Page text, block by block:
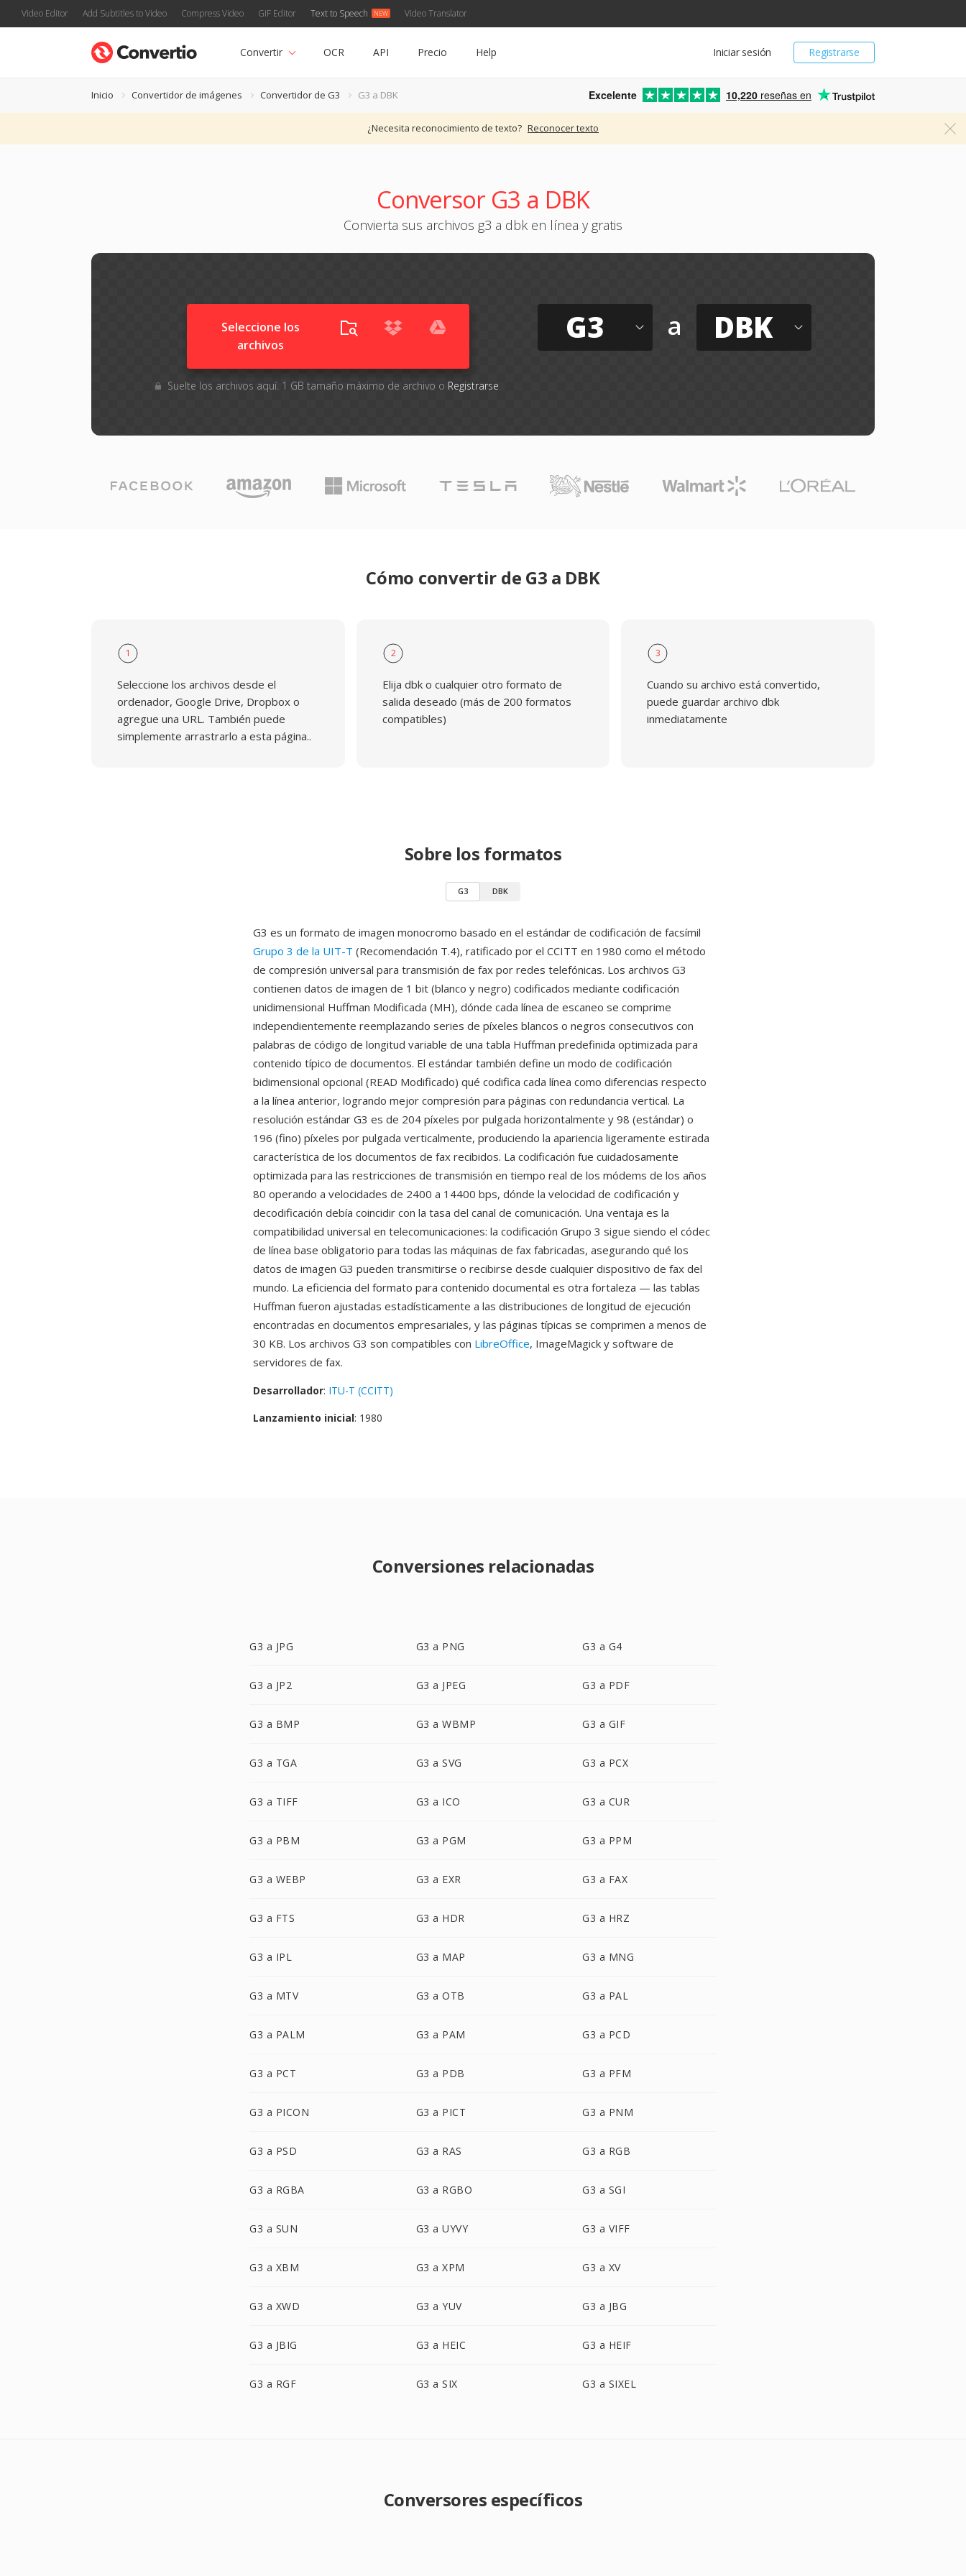
Video Editor Add Subtitles to Video Compress Video GIF Editor Text to Speech Video Translator
Registrarse
Iniciar sesión
Convertir OCR API Precio Help
Inicio Convertidor de imágenes Convertidor de G3 G3 a DBK Excelente 10,220 reseñas en
¿Necesita reconocimiento de texto? Reconocer texto
Conversor G3 a DBK
Convierta sus archivos g3 a dbk en línea y gratis
Seleccione los
archivos
Suelte los archivos aquí. 1 GB tamaño máximo de archivo o Registrarse
G3 a DBK
Cómo convertir de G3 a DBK
1
Seleccione los archivos desde el
ordenador, Google Drive, Dropbox o
agregue una URL. También puede
simplemente arrastrarlo a esta página..
2
Elija dbk o cualquier otro formato de
salida deseado (más de 200 formatos
compatibles)
3
Cuando su archivo está convertido,
puede guardar archivo dbk
inmediatamente
Sobre los formatos
G3 DBK
G3 es un formato de imagen monocromo basado en el estándar de codificación de facsímil
Grupo 3 de la UIT-T (Recomendación T.4), ratificado por el CCITT en 1980 como el método
de compresión universal para transmisión de fax por redes telefónicas. Los archivos G3
contienen datos de imagen de 1 bit (blanco y negro) codificados mediante codificación
unidimensional Huffman Modificada (MH), dónde cada línea de escaneo se comprime
independientemente reemplazando series de píxeles blancos o negros consecutivos con
palabras de código de longitud variable de una tabla Huffman predefinida optimizada para
contenido típico de documentos. El estándar también define un modo de codificación
bidimensional opcional (READ Modificado) qué codifica cada línea como diferencias respecto
a la línea anterior, logrando mejor compresión para páginas con redundancia vertical. La
resolución estándar G3 es de 204 píxeles por pulgada horizontalmente y 98 (estándar) o
196 (fino) píxeles por pulgada verticalmente, produciendo la apariencia ligeramente estirada
característica de los documentos de fax recibidos. La codificación fue cuidadosamente
optimizada para las restricciones de transmisión en tiempo real de los módems de los años
80 operando a velocidades de 2400 a 14400 bps, dónde la velocidad de codificación y
decodificación debía coincidir con la tasa del canal de comunicación. Una ventaja es la
compatibilidad universal en telecomunicaciones: la codificación Grupo 3 sigue siendo el códec
de línea base obligatorio para todas las máquinas de fax fabricadas, asegurando qué los
datos de imagen G3 pueden transmitirse o recibirse desde cualquier dispositivo de fax del
mundo. La eficiencia del formato para contenido documental es otra fortaleza — las tablas
Huffman fueron ajustadas estadísticamente a las distribuciones de longitud de ejecución
encontradas en documentos empresariales, y las páginas típicas se comprimen a menos de
30 KB. Los archivos G3 son compatibles con LibreOffice, ImageMagick y software de
servidores de fax.
Desarrollador: ITU-T (CCITT)
Lanzamiento inicial: 1980
Conversiones relacionadas
G3 a JPG G3 a PNG G3 a G4
G3 a JP2 G3 a JPEG G3 a PDF
G3 a BMP G3 a WBMP G3 a GIF
G3 a TGA G3 a SVG G3 a PCX
G3 a TIFF G3 a ICO G3 a CUR
G3 a PBM G3 a PGM G3 a PPM
G3 a WEBP G3 a EXR G3 a FAX
G3 a FTS G3 a HDR G3 a HRZ
G3 a IPL G3 a MAP G3 a MNG
G3 a MTV G3 a OTB G3 a PAL
G3 a PALM G3 a PAM G3 a PCD
G3 a PCT G3 a PDB G3 a PFM
G3 a PICON G3 a PICT G3 a PNM
G3 a PSD G3 a RAS G3 a RGB
G3 a RGBA G3 a RGBO G3 a SGI
G3 a SUN G3 a UYVY G3 a VIFF
G3 a XBM G3 a XPM G3 a XV
G3 a XWD G3 a YUV G3 a JBG
G3 a JBIG G3 a HEIC G3 a HEIF
G3 a RGF G3 a SIX G3 a SIXEL
Conversores específicos